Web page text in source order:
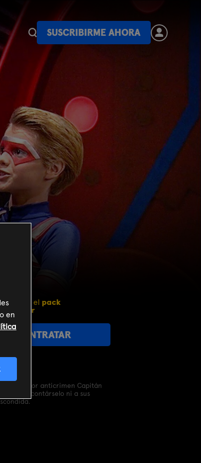
SUSCRIBIRME AHORA
CONTRATAR
en el pack
luchador anticrimen Capitán
puede contárselo ni a sus
en